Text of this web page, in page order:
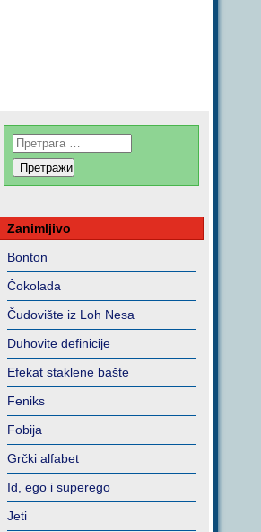
Zanimljivo
Bonton
Čokolada
Čudovište iz Loh Nesa
Duhovite definicije
Efekat staklene bašte
Feniks
Fobija
Grčki alfabet
Id, ego i superego
Jeti